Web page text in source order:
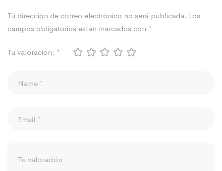
Tu dirección de correo electrónico no será publicada. Los
campos obligatorios están marcados con *
Tu valoración: *